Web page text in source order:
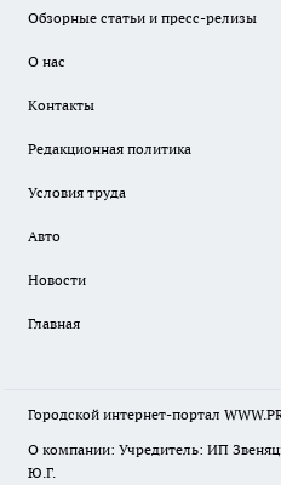
Обзорные статьи и пресс-релизы
О нас
Контакты
Редакционная политика
Условия труда
Авто
Новости
Главная
Городской интернет-портал
О компании: Учредитель: ИП
Ю.Г.